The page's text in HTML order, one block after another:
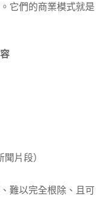
它們的商業模式就是
片段）
難以完全根除、且可